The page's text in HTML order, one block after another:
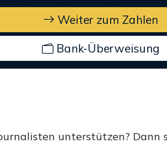
Weiter zum Zahlen
Bank-Überweisung
unterstützen? Dann